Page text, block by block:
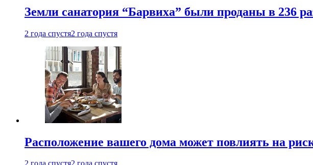
Земли санатория “Барвиха” были проданы в 236
2 года спустя2 года спустя
Расположение вашего дома может повлиять на